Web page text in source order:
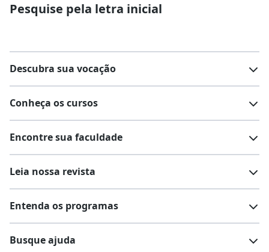
Pesquise pela letra inicial
Descubra sua vocação
Conheça os cursos
Cursos técnicos
Escolas
Encontre sua faculdade
Comunidade Quero
Leia nossa revista
Profissões
Entenda os programas
Busque ajuda